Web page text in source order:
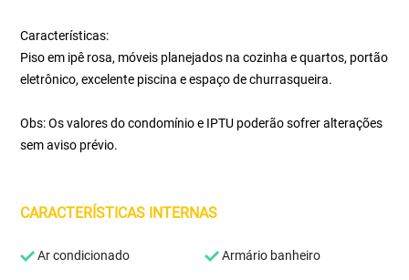
Características:
Piso em ipê rosa, móveis planejados na cozinha e quartos, portão
eletrônico, excelente piscina e espaço de churrasqueira.
Obs: Os valores do condomínio e IPTU poderão sofrer alterações
sem aviso prévio.
CARACTERÍSTICAS INTERNAS
Ar condicionado Armário banheiro